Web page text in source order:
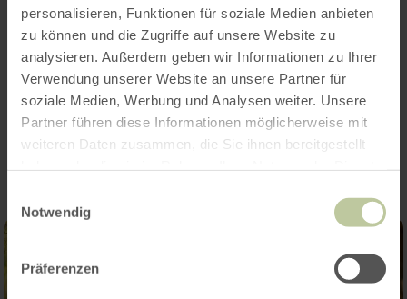
personalisieren, Funktionen für soziale Medien anbieten
zu können und die Zugriffe auf unsere Website zu
analysieren. Außerdem geben wir Informationen zu Ihrer
Verwendung unserer Website an unsere Partner für
soziale Medien, Werbung und Analysen weiter. Unsere
Partner führen diese Informationen möglicherweise mit
weiteren Daten zusammen, die Sie ihnen bereitgestellt
Notwendig
Präferenzen
Téléchargements
Impressions